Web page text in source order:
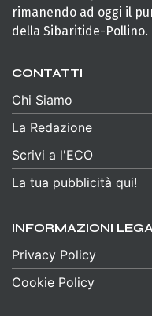
rimanendo ad oggi il
della Sibaritide-Pollino.
CONTATTI
Chi Siamo
La Redazione
Scrivi a l'ECO
La tua pubblicità qui!
INFORMAZIONI
Privacy Policy
Cookie Policy